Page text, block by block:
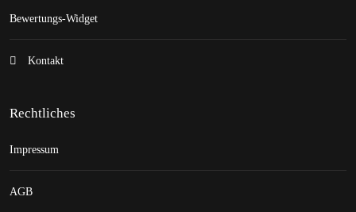
Bewertungs-Widget
Kontakt
Rechtliches
Impressum
AGB